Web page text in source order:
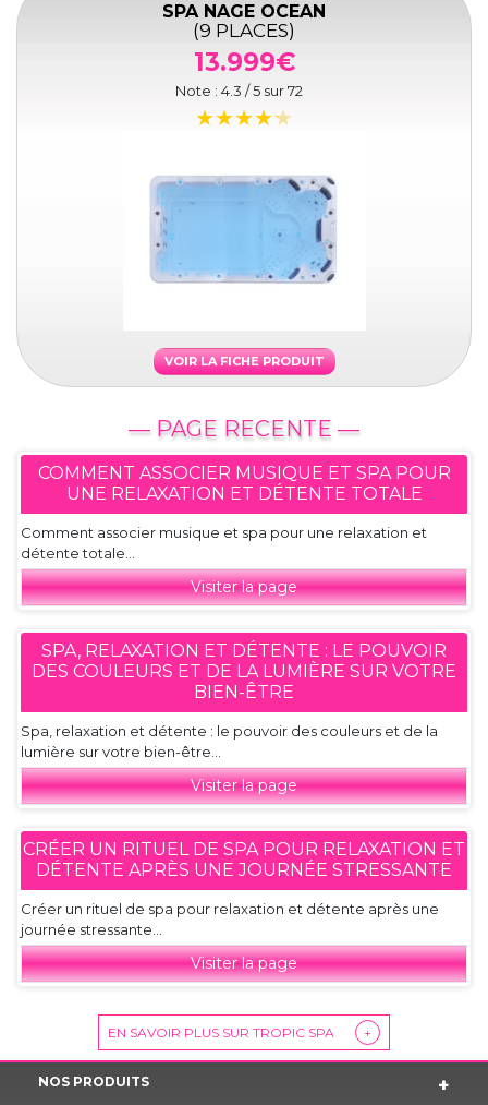
SPA NAGE OCEAN
(9 PLACES)
13.999€
Note : 4.3 / 5 sur72
VOIR LA FICHE PRODUIT
— PAGE RECENTE —
COMMENT ASSOCIER MUSIQUE ET SPA POUR
UNE RELAXATION ET DÉTENTE TOTALE
Comment associer musique et spa pour une relaxation et
détente totale...
Visiter la page
SPA, RELAXATION ET DÉTENTE : LE POUVOIR
DES COULEURS ET DE LA LUMIÈRE SUR VOTRE
BIEN-ÊTRE
Spa, relaxation et détente : le pouvoir des couleurs et de la
lumière sur votre bien-être...
Visiter la page
CRÉER UN RITUEL DE SPA POUR RELAXATION ET
DÉTENTE APRÈS UNE JOURNÉE STRESSANTE
Créer un rituel de spa pour relaxation et détente après une
journée stressante...
Visiter la page
EN SAVOIR PLUS SUR TROPIC SPA +
NOS PRODUITS